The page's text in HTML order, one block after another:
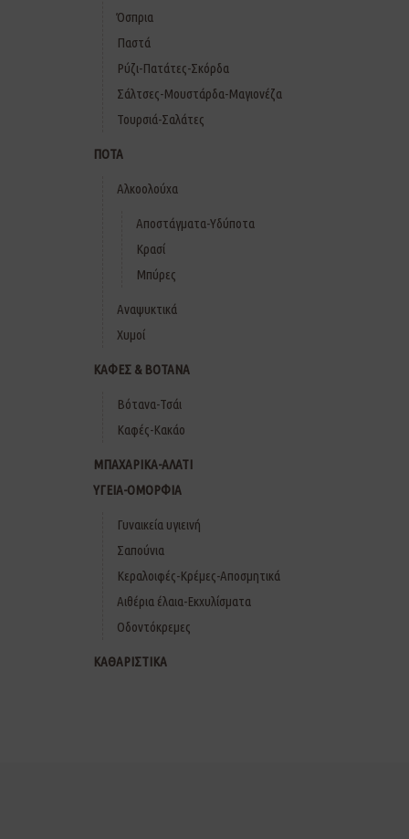
Όσπρια
Παστά
Ρύζι-Πατάτες-Σκόρδα
Σάλτσες-Μουστάρδα-Μαγιονέζα
Τουρσιά-Σαλάτες
ΠΟΤΑ
Αλκοολούχα
Αποστάγματα-Υδύποτα
Κρασί
Μπύρες
Αναψυκτικά
Χυμοί
ΚΑΦΕΣ & ΒΟΤΑΝΑ
Βότανα-Τσάι
Καφές-Κακάο
ΜΠΑΧΑΡΙΚΑ-ΑΛΑΤΙ
ΥΓΕΙΑ-ΟΜΟΡΦΙΑ
Γυναικεία υγιεινή
Σαπούνια
Κεραλοιφές-Κρέμες-Αποσμητικά
Αιθέρια έλαια-Εκχυλίσματα
Οδοντόκρεμες
ΚΑΘΑΡΙΣΤΙΚΑ